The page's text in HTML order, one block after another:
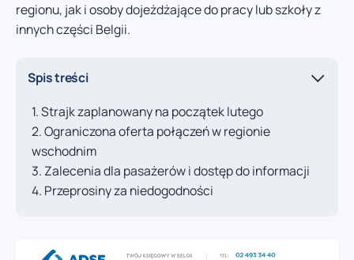
regionu, jak i osoby dojeżdżające do pracy lub szkoły z
innych części Belgii.
Spis treści
Strajk zaplanowany na początek lutego
Ograniczona oferta połączeń w regionie
wschodnim
Zalecenia dla pasażerów i dostęp do informacji
Przeprosiny za niedogodności